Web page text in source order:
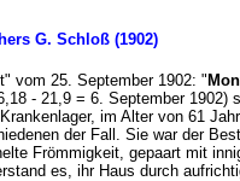
G. Schloß (1902)
vom 25. September 1902: "
- 21,9 = 6. September 1902)
im Alter von 61
der Fall. Sie war der
Frömmigkeit, gepaart mit
es, ihr Haus durch